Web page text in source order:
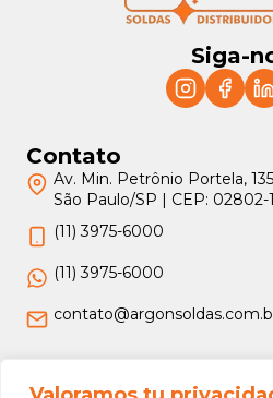
Siga-
Contato
Av. Min. Petrônio Portela,
São Paulo/SP | CEP: 02802-
(11) 3975-6000
(11) 3975-6000
Jurídico